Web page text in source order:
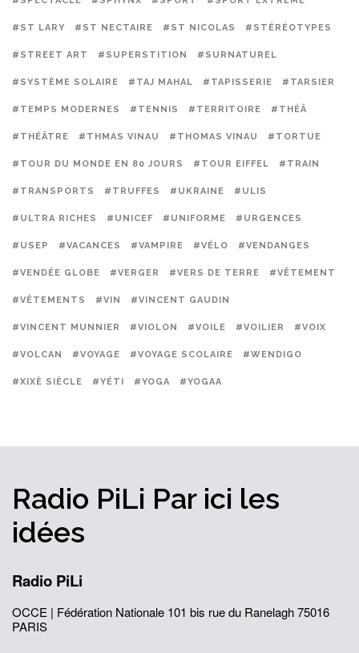
#ST LARY #ST NECTAIRE #ST NICOLAS #STÉRÉOTYPES
#STREET ART #SUPERSTITION #SURNATUREL
#SYSTÈME SOLAIRE #TAJ MAHAL #TAPISSERIE #TARSIER
#TEMPS MODERNES #TENNIS #TERRITOIRE #THÉÂ
#THÉÂTRE #THMAS VINAU #THOMAS VINAU #TORTUE
#TOUR DU MONDE EN 80 JOURS #TOUR EIFFEL #TRAIN
#TRANSPORTS #TRUFFES #UKRAINE #ULIS
#ULTRA RICHES #UNICEF #UNIFORME #URGENCES
#USEP #VACANCES #VAMPIRE #VÉLO #VENDANGES
#VENDÉE GLOBE #VERGER #VERS DE TERRE #VÊTEMENT
#VÊTEMENTS #VIN #VINCENT GAUDIN
#VINCENT MUNNIER #VIOLON #VOILE #VOILIER #VOIX
#VOLCAN #VOYAGE #VOYAGE SCOLAIRE #WENDIGO
#XIXÈ SIÈCLE #YÉTI #YOGA #YOGAA
Radio PiLi Par ici les
idées
Radio PiLi
OCCE | Fédération Nationale 101 bis rue du Ranelagh75016
PARIS